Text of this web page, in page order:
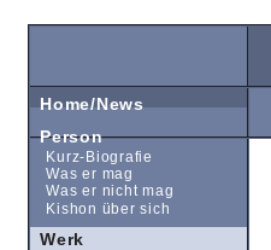
Home/News
Person
Kurz-Biografie
Was er mag
Was er nicht mag
Kishon über sich
Werk